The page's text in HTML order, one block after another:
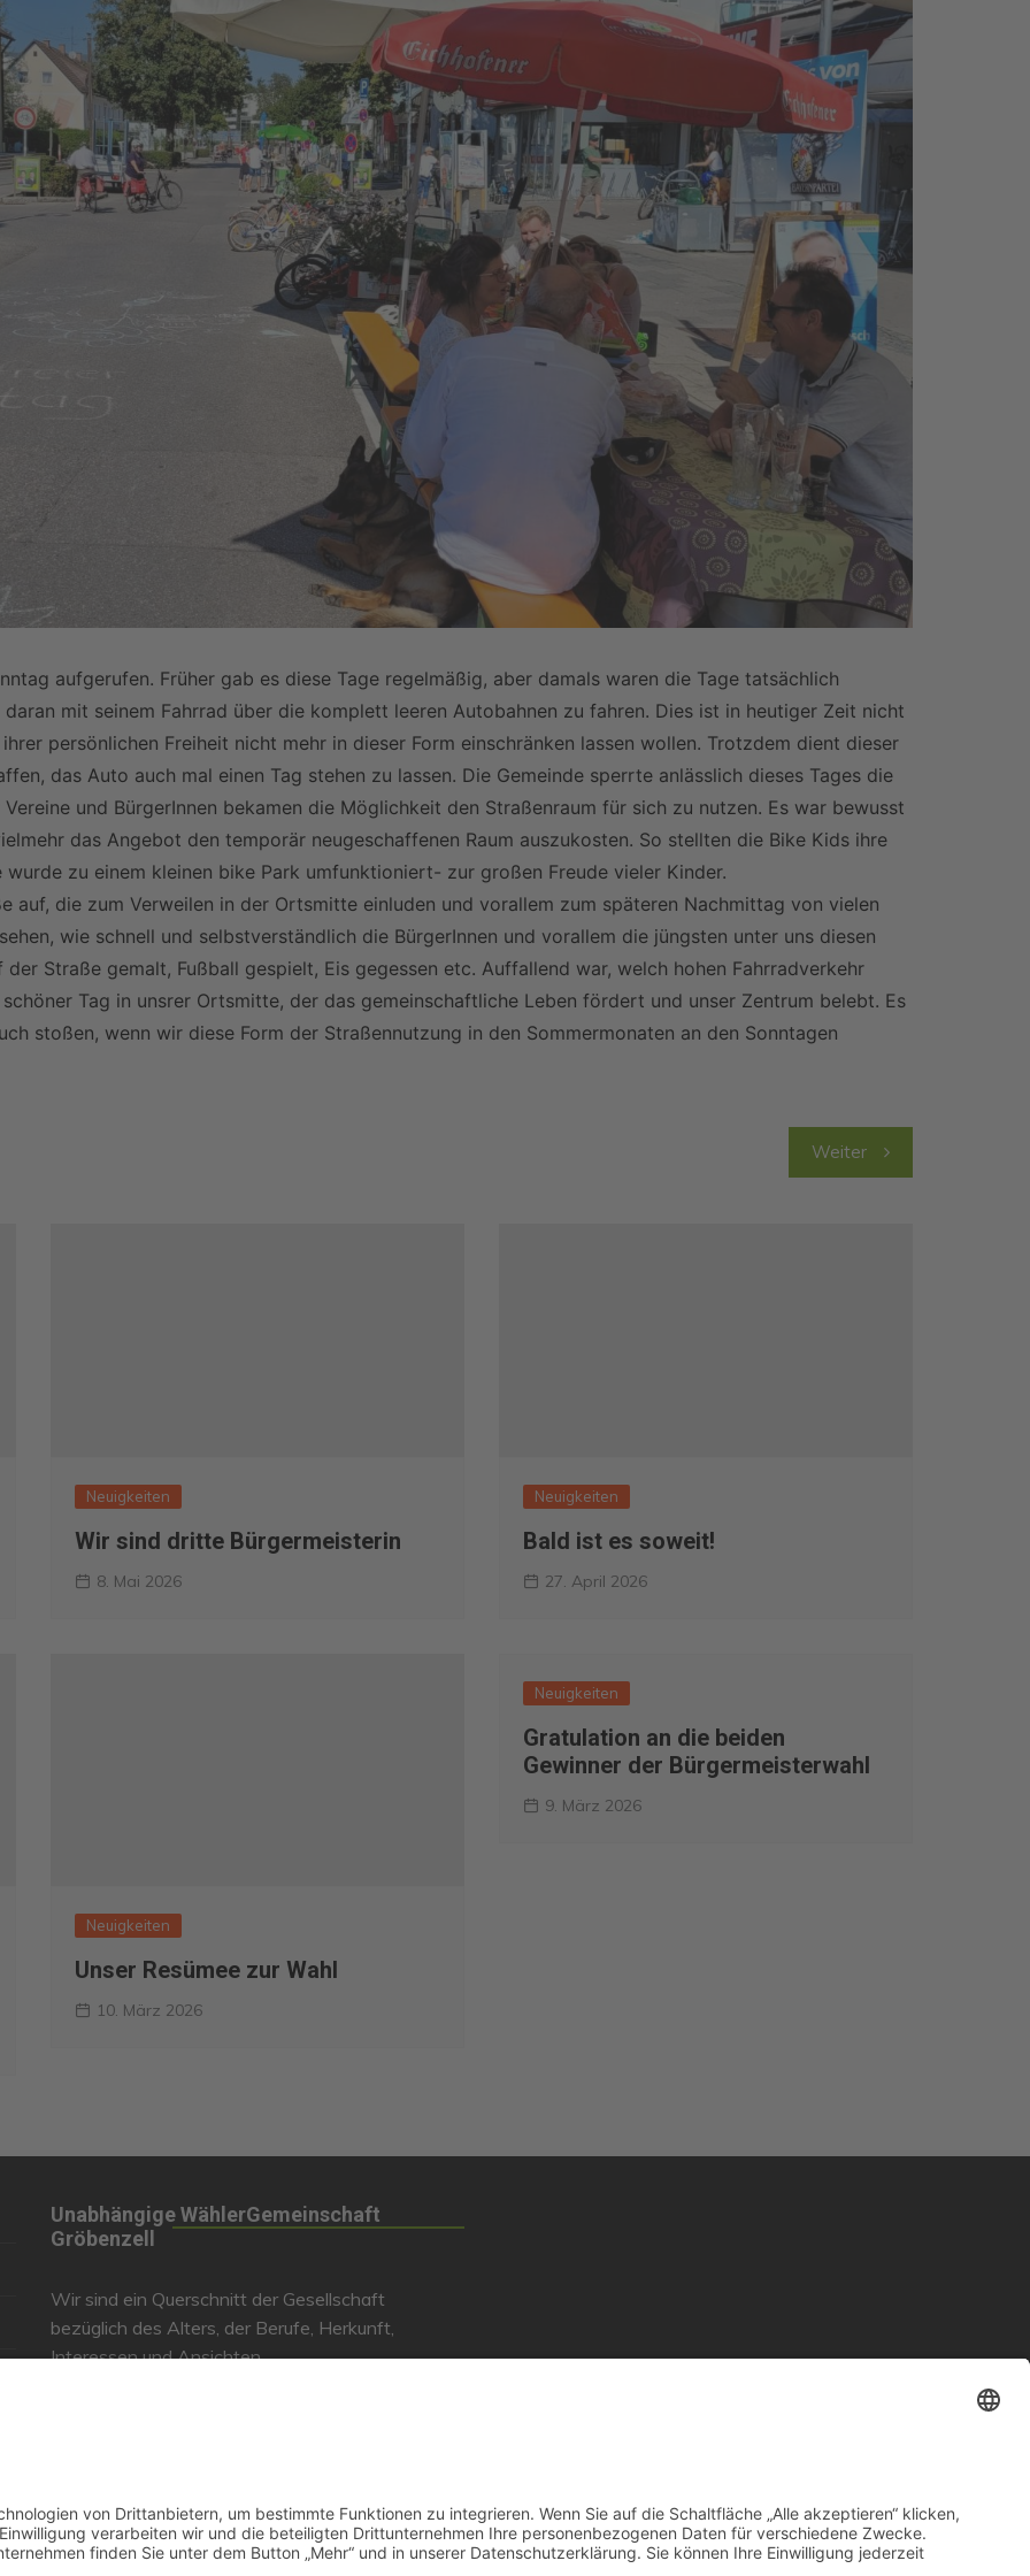
FAQ
Einmach-Klub Gröbenzell
Patenschaft für den
Blühstreifen am
Sonnenweg
Aktion NistpatIn
UWG auf dem Bürgerfest
UWG – Geschirrverleih
9 Fakten über mich
„ Politik, die aufgeht“-
Anleitung für unsere
Blumensamen
aufgerufen. Früher gab es diese Tage regelmäßig, aber damals waren die Tage tatsächlich
mit seinem Fahrrad über die komplett leeren Autobahnen zu fahren. Dies ist in heutiger Zeit nicht
persönlichen Freiheit nicht mehr in dieser Form einschränken lassen wollen. Trotzdem dient dieser
das Auto auch mal einen Tag stehen zu lassen. Die Gemeinde sperrte anlässlich dieses Tages die
und BürgerInnen bekamen die Möglichkeit den Straßenraum für sich zu nutzen. Es war bewusst
das Angebot den temporär neugeschaffenen Raum auszukosten. So stellten die Bike Kids ihre
zu einem kleinen bike Park umfunktioniert- zur großen Freude vieler Kinder.
auf, die zum Verweilen in der Ortsmitte einluden und vorallem zum späteren Nachmittag von vielen
wie schnell und selbstverständlich die BürgerInnen und vorallem die jüngsten unter uns diesen
der Straße gemalt, Fußball gespielt, Eis gegessen etc. Auffallend war, welch hohen Fahrradverkehr
Tag in unsrer Ortsmitte, der das gemeinschaftliche Leben fördert und unser Zentrum belebt. Es
stoßen, wenn wir diese Form der Straßennutzung in den Sommermonaten an den Sonntagen
Weiter
Neuigkeiten
Wir sind dritte Bürgermeisterin
8. Mai 2026
Neuigkeiten
Bald ist es soweit!
27. April 2026
Neuigkeiten
Unser Resümee zur Wahl
10. März 2026
Neuigkeiten
Gratulation an die beiden
Gewinner der Bürgermeisterwahl
9. März 2026
Unabhängige WählerGemeinschaft
Gröbenzell
Wir sind ein Querschnitt der Gesellschaft
bezüglich des Alters, der Berufe, Herkunft,
Interessen und Ansichten.
Bei uns kann jeder Mensch mitmachen!